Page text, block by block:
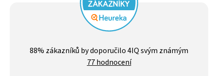
hodnocení
obchodu
je
88% zákazníků by doporučilo 4IQ svým známým
77 hodnocení